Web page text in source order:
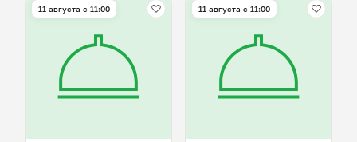
11 августа с 11:00 11 августа с 11:00